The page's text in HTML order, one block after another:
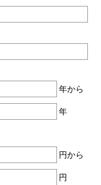
年から
年
円から
円